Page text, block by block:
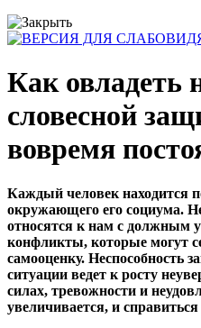
Как овладеть
словесной
вовремя
Каждый человек находится
окружающего его социума.
относятся к нам с должным
конфликты, которые могут
самооценку. Неспособность
ситуации ведет к росту
силах, тревожности и
увеличивается, и